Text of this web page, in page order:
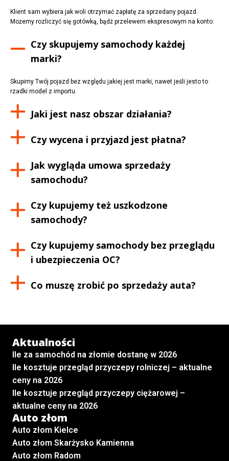
Klient sam wybiera jak woli otrzymać zapłatę za sprzedany pojazd.
Możemy rozliczyć się gotówką, bądź przelewem ekspresowym na konto.
Czy skupujemy samochody każdej
marki?
Skupimy Twój pojazd bez względu jakiej jest marki, nawet jeśli jesto to
rzadki model z importu.
Jaki jest nasz obszar działania?
Czy wycena i przyjazd jest płatna?
Jak wygląda umowa sprzedaży
samochodu?
Czy kupujemy też uszkodzone
samochody?
Czy kupujemy samochody bez przeglądu
i ubezpieczenia OC?
Co muszę zrobić po sprzedaży auta?
Aktualności
Ile za samochód na złomie dostanę w 2026
Ile kosztuje przegląd przyczepy rolniczej – aktualne
ceny na 2026
Ile kosztuje przegląd przyczepy ciężarowej –
aktualne ceny na 2026
Auto złom
Auto złom Kielce
Auto złom Skarżysko Kamienna
Auto złom Radom